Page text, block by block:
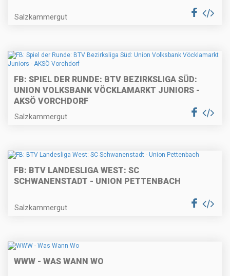
Salzkammergut
FB: SPIEL DER RUNDE: BTV BEZIRKSLIGA SÜD:
UNION VOLKSBANK VÖCKLAMARKT JUNIORS -
AKSÖ VORCHDORF
Salzkammergut
FB: BTV LANDESLIGA WEST: SC
SCHWANENSTADT - UNION PETTENBACH
Salzkammergut
WWW - WAS WANN WO